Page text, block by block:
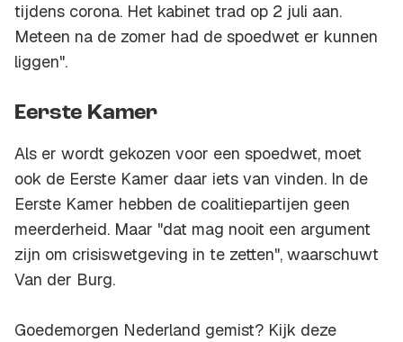
tijdens corona. Het kabinet trad op 2 juli aan.
Meteen na de zomer had de spoedwet er kunnen
liggen".
Eerste Kamer
Als er wordt gekozen voor een spoedwet, moet
ook de Eerste Kamer daar iets van vinden. In de
Eerste Kamer hebben de coalitiepartijen geen
meerderheid. Maar "dat mag nooit een argument
zijn om crisiswetgeving in te zetten", waarschuwt
Van der Burg.
Goedemorgen Nederland gemist? Kijk deze